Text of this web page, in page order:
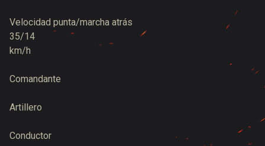
Velocidad punta/marcha atrás
35/14
km/h
Comandante
Artillero
Conductor